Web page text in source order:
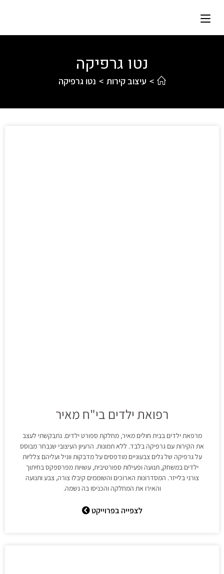
נטו גרפיקה
> עיצוב קירות > נטו גרפיקה
רפואת ילדים בי"ח מאיר
מרפאת ילדים בבית חולים מאיר, מחלקת ספורט ילדים. נתבקשתי לעצב
את הקירות עם גרפיקה בלבד. ללא תמונות. הרעיון העיצובי שנבחר מבוסס
על גרפיקה של גלים צבעוניים מודפסים על מדבקות ווניל ועליהם צלליות
ילדים במשחק, תנועה ופעילות ספורטיבית, עשויות מפרספקס בחיתוך
צורני בלייזר. המסדרונות הארוכים והשוממים קיבלו צורה, צבע ותנועה
והאירו את המחלקה והכניסו בה נשמה.
לצפייה בפרוייקט